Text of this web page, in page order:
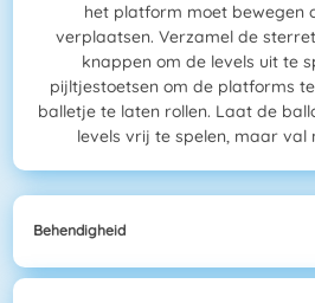
het platform moet bewegen
verplaatsen. Verzamel de
knappen om de levels uit te
pijltjestoetsen om de platforms
balletje te laten rollen. Laat de
levels vrij te spelen, maar val
Behendigheid